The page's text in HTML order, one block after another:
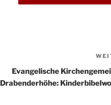
Evangelische
Drabenderhöhe: